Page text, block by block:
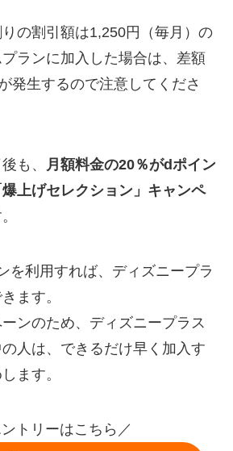
の割引額は1,250円（毎月）の
ランに加入した場合は、差額
発生するので注意してくださ
も、
月額料金の20％がdポイン
爆上げセレクション」キャンペ
を利用すれば、ディズニープラ
ます。
ンのため、ディズニープラス
人は、できるだけ早く加入す
ます。
トリーはこちら／